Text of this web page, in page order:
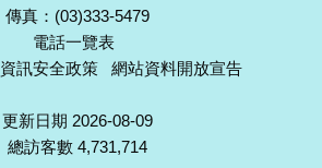
傳真：(03)333-5479
電話一覽表
資訊安全政策 網站資料開放宣告
更新日期 2026-08-09
總訪客數 4,731,714